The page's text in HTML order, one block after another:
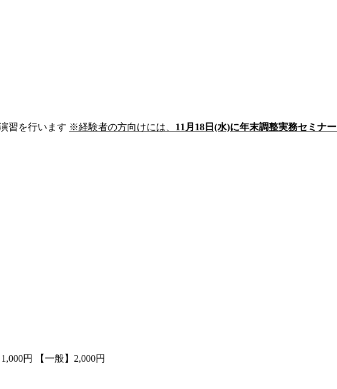
習を行います ※経験者の方向けには、 11月18日(水)に年末調整実務セミナー
円 【一般】2,000円